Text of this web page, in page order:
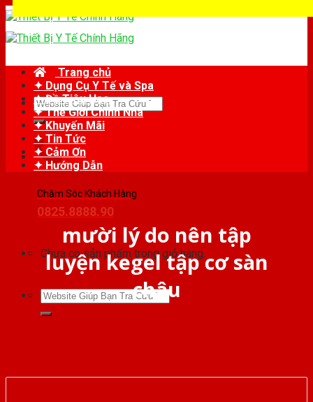
Skip
to
content
Tìm
kiếm:
Chăm Sóc Khách Hàng
0825.8888.90
Chưa có sản phẩm trong giỏ hàng.
Tìm
kiếm:
Trang chủ
✦ Dụng Cụ Y Tế và Spa
✦ Đồ Tiêu Hao
✦ Thế Giới Chỉnh Nha
✦ Khuyến Mãi
✦ Tin Tức
✦ Cảm Ơn
✦ Hướng Dẫn
mười lý do nên tập
luyện kegel tập cơ sàn
chậu